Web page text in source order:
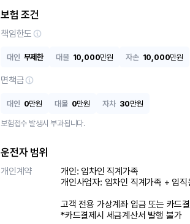
보험 조건
책임한도
대인 무제한 대물 10,000만원 자손 10,000만원
면책금
대인 0만원 대물 0만원 자차 30만원
보험접수 발생시 부과됩니다.
운전자 범위
개인계약
개인: 임차인 직계가족
개인사업자: 임차인 직계가족 + 임직
고객 전용 가상계좌 입금 또는 카드
*카드결제시 세금계산서 발행 불가